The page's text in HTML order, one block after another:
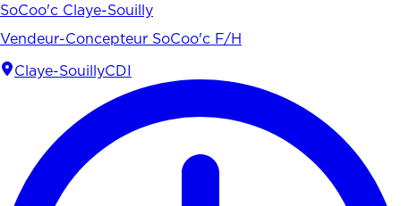
SoCoo'c Claye-Souilly
Vendeur-Concepteur SoCoo'c F/H
Claye-SouillyCDI